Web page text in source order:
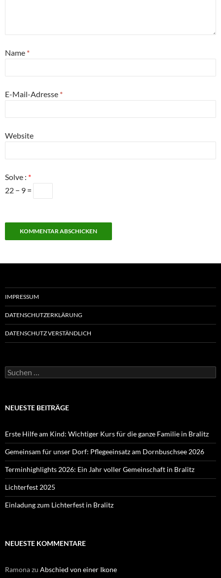
Name *
E-Mail-Adresse *
Website
Solve : *
22 − 9 =
IMPRESSUM
DATENSCHUTZERKLÄRUNG
DATENSCHUTZ VERSTÄNDLICH
Suchen
nach:
NEUESTE BEITRÄGE
Erste Hilfe am Kind: Wichtiger Kurs für die ganze Familie in Bralitz
Gemeinsam für unser Dorf: Pflegeeinsatz am Dornbuschsee 2026
Terminhighlights 2026: Ein Jahr voller Gemeinschaft in Bralitz
Lichterfest 2025
Einladung zum Lichterfest in Bralitz
NEUESTE KOMMENTARE
Ramonazu Abschied von einer Ikone